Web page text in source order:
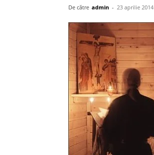
De către admin - 23 aprilie 2014